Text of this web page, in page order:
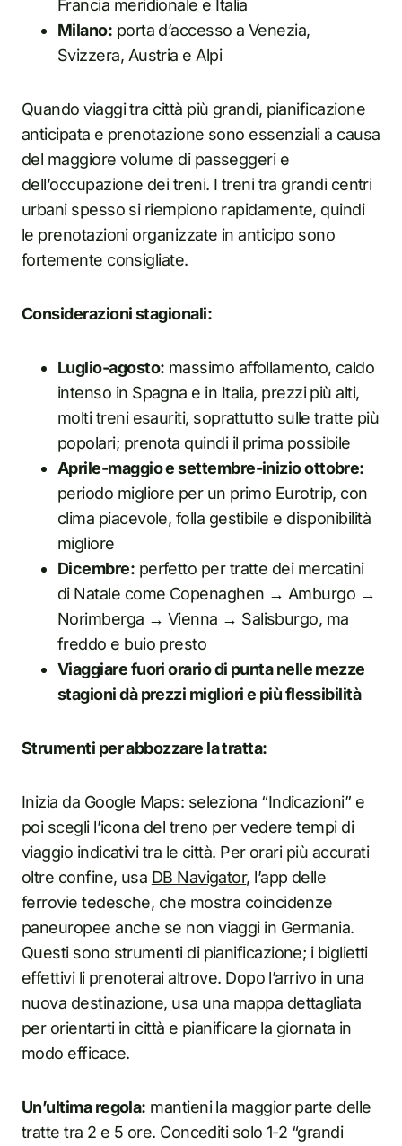
Francia meridionale e Italia
Milano: porta d’accesso a Venezia,
Svizzera, Austria e Alpi
Quando viaggi tra città più grandi, pianificazione
anticipata e prenotazione sono essenziali a causa
del maggiore volume di passeggeri e
dell’occupazione dei treni. I treni tra grandi centri
urbani spesso si riempiono rapidamente, quindi
le prenotazioni organizzate in anticipo sono
fortemente consigliate.
Considerazioni stagionali:
Luglio-agosto: massimo affollamento, caldo
intenso in Spagna e in Italia, prezzi più alti,
molti treni esauriti, soprattutto sulle tratte più
popolari; prenota quindi il prima possibile
Aprile-maggio e settembre-inizio ottobre:
periodo migliore per un primo Eurotrip, con
clima piacevole, folla gestibile e disponibilità
migliore
Dicembre: perfetto per tratte dei mercatini
di Natale come Copenaghen → Amburgo →
Norimberga → Vienna → Salisburgo, ma
freddo e buio presto
Viaggiare fuori orario di punta nelle mezze
stagioni dà prezzi migliori e più flessibilità
Strumenti per abbozzare la tratta:
Inizia da Google Maps: seleziona “Indicazioni” e
poi scegli l’icona del treno per vedere tempi di
viaggio indicativi tra le città. Per orari più accurati
oltre confine, usa DB Navigator, l’app delle
ferrovie tedesche, che mostra coincidenze
paneuropee anche se non viaggi in Germania.
Questi sono strumenti di pianificazione; i biglietti
effettivi li prenoterai altrove. Dopo l’arrivo in una
nuova destinazione, usa una mappa dettagliata
per orientarti in città e pianificare la giornata in
modo efficace.
Un’ultima regola: mantieni la maggior parte delle
tratte tra 2 e 5 ore. Concediti solo 1-2 “grandi